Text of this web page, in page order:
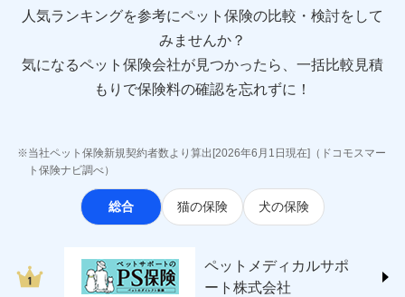
アニコム損害保険株式会社 (https://www.anicom-
東京海上ダイレクト損害保険株式会社
(https://www.e-design.net/)
AIG損害保険株式会社
(https://www.sbisonpo.co.jp/)
ジェイアイ傷害火災保険株式会社
(https://www.jihoken.co.jp/)
ソニー損害保険株式会社
(https://www.sonysonpo.co.jp/)
japan.co.jp/)
ＳＯＭＰＯダイレクト損害保険株式会社
人気ランキングを参考にペット保険の比較・検討をして
みませんか？
気になるペット保険会社が見つかったら、一括比較見積
もりで保険料の確認を忘れずに！
当社ペット保険新規契約者数より算出[2026年6月1日現在]（ドコモスマー
ト保険ナビ調べ）
総合 猫の保険 犬の保険
ペットメディカルサポ
ート株式会社